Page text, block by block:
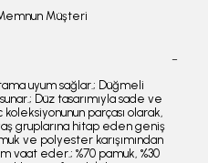
Müşteri
uyum sağlar.; Düğmeli
Düz tasarımıyla sade ve
parçası olarak,
gruplarına hitap eden geniş
ve polyester karışımından
vaat eder.; %70 pamuk, %30